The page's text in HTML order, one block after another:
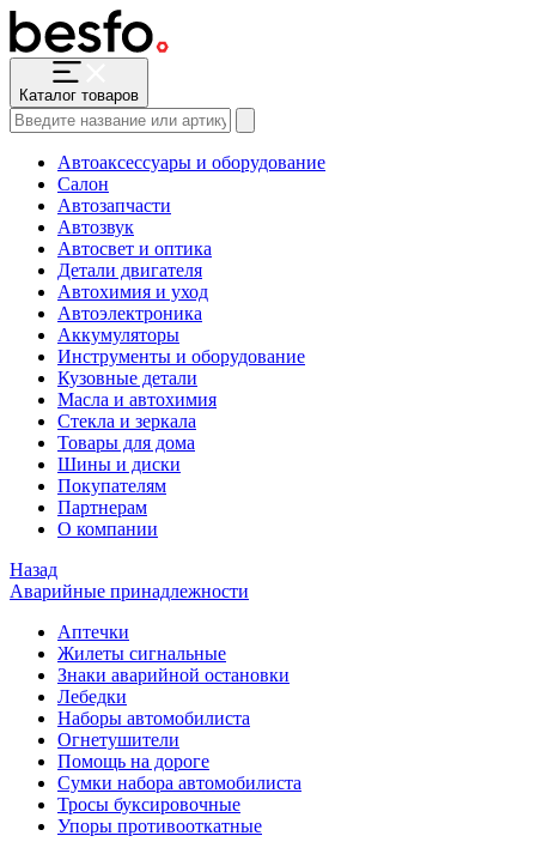
Каталог товаров
Автоаксессуары и оборудование
Салон
Автозапчасти
Автозвук
Автосвет и оптика
Детали двигателя
Автохимия и уход
Автоэлектроника
Аккумуляторы
Инструменты и оборудование
Кузовные детали
Масла и автохимия
Стекла и зеркала
Товары для дома
Шины и диски
Покупателям
Партнерам
О компании
Назад
Аварийные принадлежности
Аптечки
Жилеты сигнальные
Знаки аварийной остановки
Лебедки
Наборы автомобилиста
Огнетушители
Помощь на дороге
Сумки набора автомобилиста
Тросы буксировочные
Упоры противооткатные